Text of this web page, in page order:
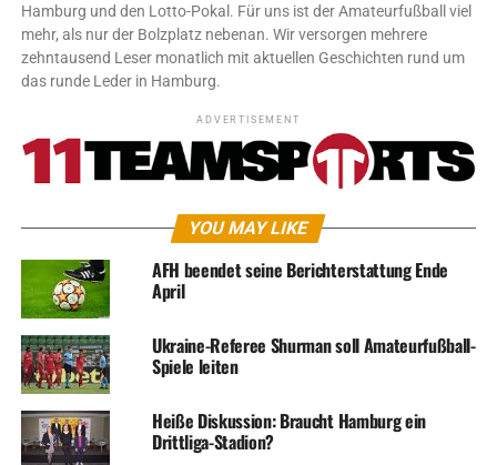
Hamburg und den Lotto-Pokal. Für uns ist der Amateurfußball viel
mehr, als nur der Bolzplatz nebenan. Wir versorgen mehrere
zehntausend Leser monatlich mit aktuellen Geschichten rund um
das runde Leder in Hamburg.
ADVERTISEMENT
YOU MAY LIKE
AFH beendet seine Berichterstattung Ende
April
Ukraine-Referee Shurman soll Amateurfußball-
Spiele leiten
Heiße Diskussion: Braucht Hamburg ein
Drittliga-Stadion?